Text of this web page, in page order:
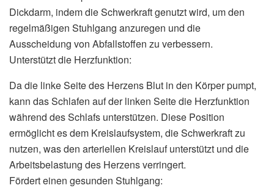
Dickdarm, indem die Schwerkraft genutzt wird, um den
regelmäßigen Stuhlgang anzuregen und die
Ausscheidung von Abfallstoffen zu verbessern.
Unterstützt die Herzfunktion:
Da die linke Seite des Herzens Blut in den Körper pumpt,
kann das Schlafen auf der linken Seite die Herzfunktion
während des Schlafs unterstützen. Diese Position
ermöglicht es dem Kreislaufsystem, die Schwerkraft zu
nutzen, was den arteriellen Kreislauf unterstützt und die
Arbeitsbelastung des Herzens verringert.
Fördert einen gesunden Stuhlgang: